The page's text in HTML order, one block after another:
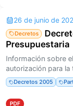
26 de junio de
Decretos
Presupuestaria
Información sobre
autorización para la
Decretos 2005
PDF